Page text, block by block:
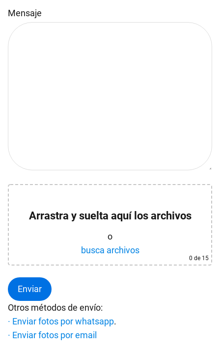
Por favor, deja este campo vacío.
Mensaje
Arrastra y suelta aquí los archivos
o
busca archivos
0 de 15
Otros métodos de envío:
· Enviar fotos por whatsapp.
· Enviar fotos por email